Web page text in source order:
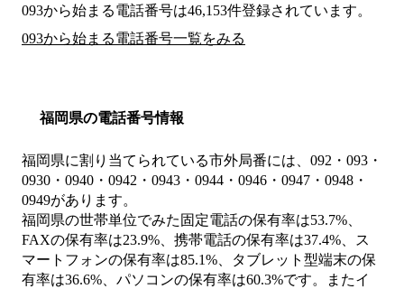
093から始まる電話番号は46,153件登録されています。
093から始まる電話番号一覧をみる
福岡県の電話番号情報
福岡県に割り当てられている市外局番には、092・093・
0930・0940・0942・0943・0944・0946・0947・0948・
0949があります。
福岡県の世帯単位でみた固定電話の保有率は53.7%、
FAXの保有率は23.9%、携帯電話の保有率は37.4%、ス
マートフォンの保有率は85.1%、タブレット型端末の保
有率は36.6%、パソコンの保有率は60.3%です。またイ